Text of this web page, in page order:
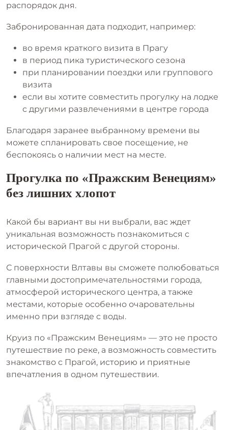
распорядок дня.
Забронированная дата подходит, например:
во время краткого визита в Прагу
в период пика туристического сезона
при планировании поездки или группового
визита
если вы хотите совместить прогулку на лодке
с другими развлечениями в центре города
Благодаря заранее выбранному времени вы
можете спланировать свое посещение, не
беспокоясь о наличии мест на месте.
Прогулка по «Пражским Венециям»
без лишних хлопот
Какой бы вариант вы ни выбрали, вас ждет
уникальная возможность познакомиться с
исторической Прагой с другой стороны.
С поверхности Влтавы вы сможете полюбоваться
главными достопримечательностями города,
атмосферой исторического центра, а также
местами, которые особенно очаровательны
именно при взгляде с воды.
Круиз по «Пражским Венециям» — это не просто
путешествие по реке, а возможность совместить
знакомство с Прагой, историю и приятные
впечатления в одном путешествии.